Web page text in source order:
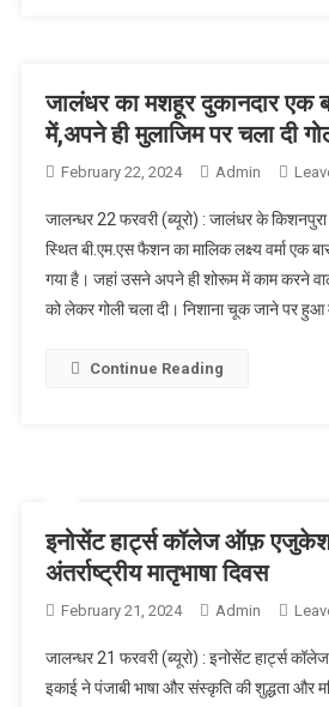
जालंधर का मशहूर दुकानदार एक
में,अपने ही मुलाजिम पर चला दी
February 22, 2024 Admin
जालन्धर 22 फरवरी (ब्यूरो) : जालंधर के
स्थित बी.एम.एस फैशन का मालिक लक्ष्य वर्मा एक
गया है। जहां उसने अपने ही शोरूम में काम करने वाले
को लेकर गोली चला दी। निशाना चूक जाने पर हुआ
Continue Reading
इनोसेंट हार्ट्स कॉलेज ऑफ़
अंतर्राष्ट्रीय मातृभाषा दिवस
February 21, 2024 Admin
जालन्धर 21 फरवरी (ब्यूरो) : इनोसेंट हार्ट्स
इकाई ने पंजाबी भाषा और संस्कृति की शुद्धता और